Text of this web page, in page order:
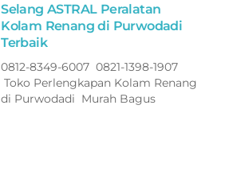
Selang ASTRAL Peralatan
Kolam Renang di Purwodadi
Terbaik
0812-8349-6007 0821-1398-1907
Toko Perlengkapan Kolam Renang
di Purwodadi Murah Bagus